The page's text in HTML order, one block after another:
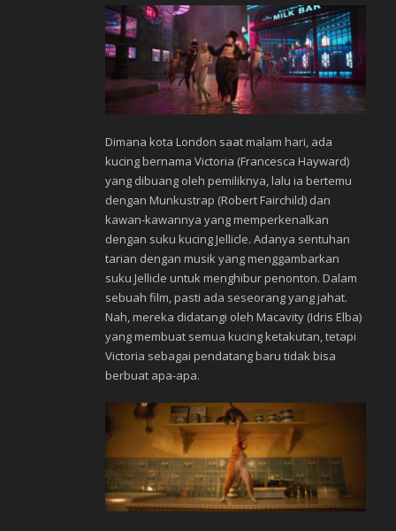
Dimana kota London saat malam hari, ada
kucing bernama Victoria (Francesca Hayward)
yang dibuang oleh pemiliknya, lalu ia bertemu
dengan Munkustrap (Robert Fairchild) dan
kawan-kawannya yang memperkenalkan
dengan suku kucing Jellicle. Adanya sentuhan
tarian dengan musik yang menggambarkan
suku Jellicle untuk menghibur penonton. Dalam
sebuah film, pasti ada seseorang yang jahat.
Nah, mereka didatangi oleh Macavity (Idris Elba)
yang membuat semua kucing ketakutan, tetapi
Victoria sebagai pendatang baru tidak bisa
berbuat apa-apa.